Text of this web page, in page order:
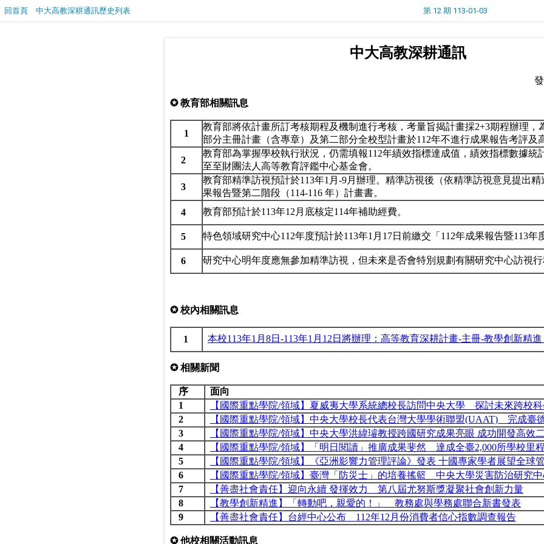
回首頁 中大高教深耕通訊歷史列表 第 12 期 113-01-03